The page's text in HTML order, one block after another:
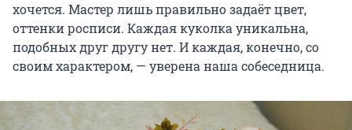
хочется. Мастер лишь правильно задаёт цвет,
оттенки росписи. Каждая куколка уникальна,
подобных друг другу нет. И каждая, конечно, со
своим характером, — уверена наша собеседница.